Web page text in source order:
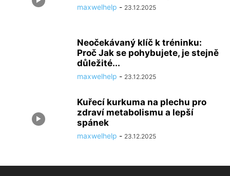
maxwelhelp - 23.12.2025
Neočekávaný klíč k tréninku:
Proč Jak se pohybujete, je stejně
důležité...
maxwelhelp - 23.12.2025
Kuřecí kurkuma na plechu pro
zdraví metabolismu a lepší
spánek
maxwelhelp - 23.12.2025